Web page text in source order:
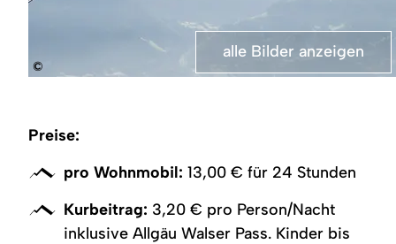
©
Wohnmobil,
rot-
gestreiften
Absperrpfosten,
weißem
Richtungsschild
alle Bilder anzeigen
Preise:
pro Wohnmobil:13,00 € für 24 Stunden
Kurbeitrag: 3,20 € pro Person/Nacht
inklusive Allgäu Walser Pass. Kinder bis